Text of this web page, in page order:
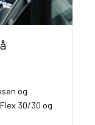
og
30/30 og